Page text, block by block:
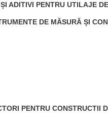
PENTRU CONSTRUCTII
ADITIVI PENTRU UTILAJE
DE MĂSURĂ ȘI